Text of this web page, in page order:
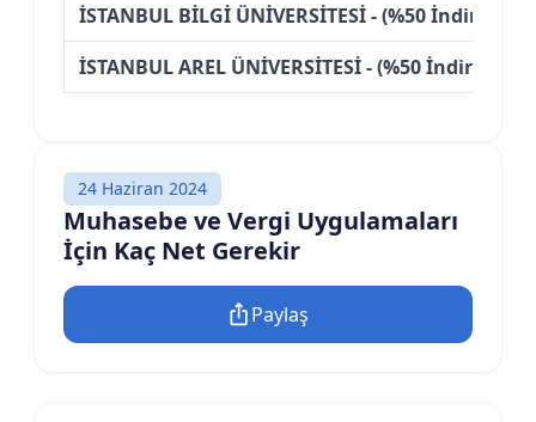
İSTANBUL BİLGİ ÜNİVERSİTESİ - (%50 İndirimli)
İSTANBUL AREL ÜNİVERSİTESİ - (%50 İndirimli)
24 Haziran 2024
Muhasebe ve Vergi Uygulamaları
İçin Kaç Net Gerekir
Paylaş